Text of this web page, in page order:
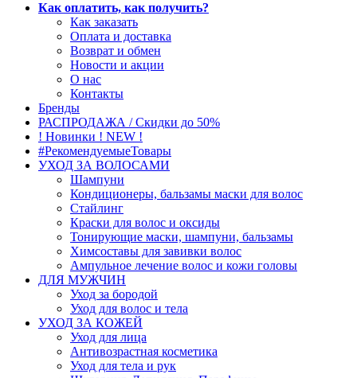
Как оплатить, как получить?
Как заказать
Оплата и доставка
Возврат и обмен
Новости и акции
О нас
Контакты
Бренды
РАСПРОДАЖА / Скидки до 50%
! Новинки ! NEW !
#РекомендуемыеТовары
УХОД ЗА ВОЛОСАМИ
Шампуни
Кондиционеры, бальзамы маски для волос
Стайлинг
Краски для волос и оксиды
Тонирующие маски, шампуни, бальзамы
Химсоставы для завивки волос
Ампульное лечение волос и кожи головы
ДЛЯ МУЖЧИН
Уход за бородой
Уход для волос и тела
УХОД ЗА КОЖЕЙ
Уход для лица
Антивозрастная косметика
Уход для тела и рук